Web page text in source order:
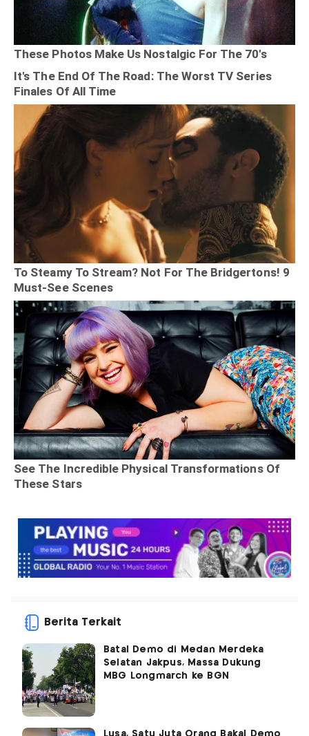
Berita Terkait
Batal Demo di Medan Merdeka
Selatan Jakpus, Massa Dukung
MBG Longmarch ke BGN
Lusa, Satu Juta Orang Bakal Demo